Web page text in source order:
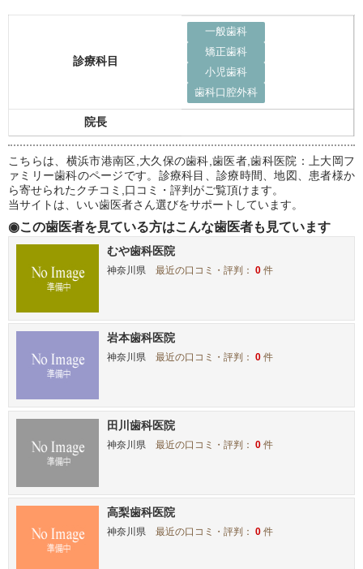
診療科目
一般歯科
矯正歯科
小児歯科
歯科口腔外科
院長
こちらは、横浜市港南区,大久保の歯科,歯医者,歯科医院：上大岡フ
ァミリー歯科のページです。診療科目、診療時間、地図、患者様か
ら寄せられたクチコミ,口コミ・評判がご覧頂けます。
当サイトは、いい歯医者さん選びをサポートしています。
◉この歯医者を見ている方はこんな歯医者も見ています
むや歯科医院
神奈川県 最近の口コミ・評判：0 件
岩本歯科医院
神奈川県 最近の口コミ・評判：0 件
田川歯科医院
神奈川県 最近の口コミ・評判：0 件
高梨歯科医院
神奈川県 最近の口コミ・評判：0 件